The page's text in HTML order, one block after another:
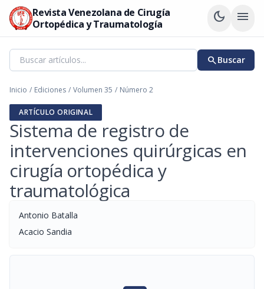
Revista Venezolana de Cirugía
Ortopédica y Traumatología
dark_mode menu
searchBuscar
Inicio / Ediciones / Volumen 35 / Número 2
ARTÍCULO ORIGINAL
Sistema de registro de
intervenciones quirúrgicas en
cirugía ortopédica y
traumatológica
Antonio Batalla
Acacio Sandia